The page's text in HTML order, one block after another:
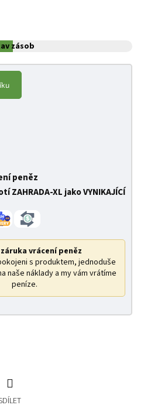
zásob
peněz
ZAHRADA-XL jako VYNIKAJÍCÍ
vrácení peněz
s produktem, jednoduše
naše náklady a my vám vrátíme
peníze.